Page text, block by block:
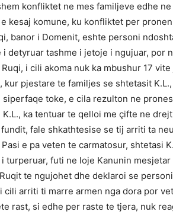
konfliktet ne mes familjeve edhe
kesaj komune, ku konfliktet per
banor i Domenit, eshte personi
i detyruar tashme i jetoje i ngujuar, por
Ruqi, i cili akoma nuk ka mbushur 17
kur pjestare te familjes se shtetasit
siperfaqe toke, e cila rezulton ne
ka tentuar te qelloi me çifte ne
fundit, fale shkathtesise se tij arriti ta
e pa veten te carmatosur, shtetasi
turperuar, futi ne loje Kanunin
te ngujohet dhe deklaroi se
cili arriti ti marre armen nga dora por
rast, si edhe per raste te tjera, nuk